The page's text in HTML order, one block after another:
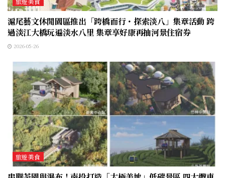
滬尾藝文休閒園區推出「跨橋而行・探索淡八」集章活動 跨
過淡江大橋玩遍淡水八里 集章享好康再抽河景住宿券
2026-05-26
旅遊美食